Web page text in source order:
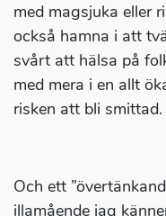
med magsjuka eller
också hamna i att
svårt att hälsa på
med mera i en allt
risken att bli smittad.
Och ett
illamående jag